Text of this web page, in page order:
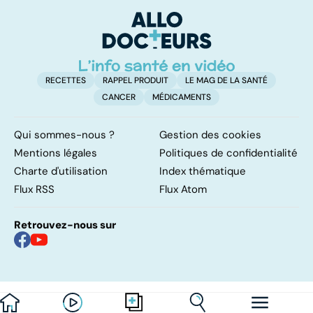
RECETTES RAPPEL PRODUIT
LE MAG DE LA SANTÉ
CANCER
MÉDICAMENTS
Qui sommes-nous ?
Gestion des cookies
Mentions légales
Politiques de confidentialité
Charte d'utilisation
Index thématique
Flux RSS
Flux Atom
Retrouvez-nous sur